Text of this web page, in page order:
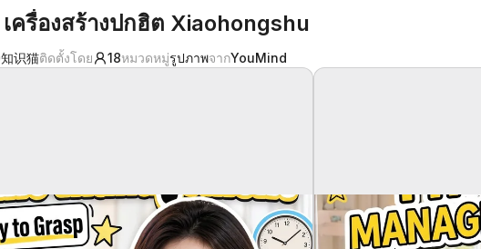
เครื่องสร้างปกฮิต Xiaohongshu
知识猫ติดตั้งโดย 18หมวดหมู่รูปภาพจากYouMind